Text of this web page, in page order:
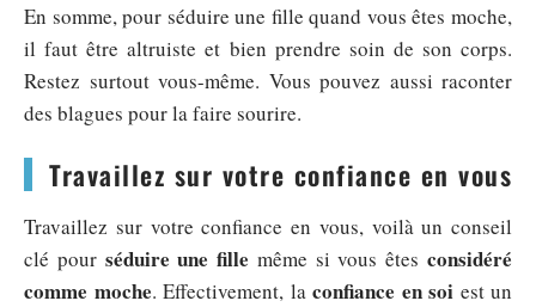
En somme, pour séduire une fille quand vous êtes moche,
il faut être altruiste et bien prendre soin de son corps.
Restez surtout vous-même. Vous pouvez aussi raconter
des blagues pour la faire sourire.
Travaillez sur votre confiance en vous
Travaillez sur votre confiance en vous, voilà un conseil
clé pour séduire une fille même si vous êtesconsidéré
comme moche. Effectivement, la confiance en soi est un